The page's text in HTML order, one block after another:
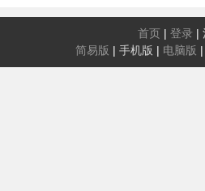
首页 | 登录 |
简易版 | 手机版 | 电脑版 |